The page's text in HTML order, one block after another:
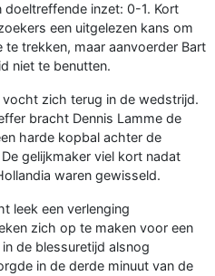
doeltreffende inzet: 0-1. Kort
een uitgelezen kans om
trekken, maar aanvoerder Bart
niet te benutten.
zich terug in de wedstrijd.
bracht Dennis Lamme de
harde kopbal achter de
gelijkmaker viel kort nadat
waren gewisseld.
leek een verlenging
zich op te maken voor een
de blessuretijd alsnog
in de derde minuut van de